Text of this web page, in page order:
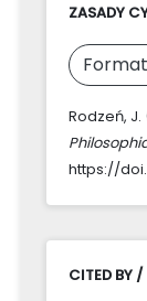
ZASADY
Rodzeń, J.
https://
CITED BY /